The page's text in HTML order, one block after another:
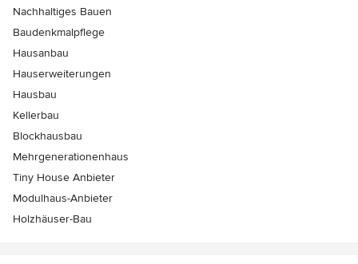
Nachhaltiges Bauen
Baudenkmalpflege
Hausanbau
Hauserweiterungen
Hausbau
Kellerbau
Blockhausbau
Mehrgenerationenhaus
Tiny House Anbieter
Modulhaus-Anbieter
Holzhäuser-Bau